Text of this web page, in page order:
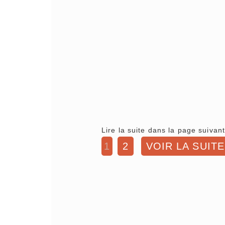
Lire la suite dans la page
1 2 VOIR LA SUITE